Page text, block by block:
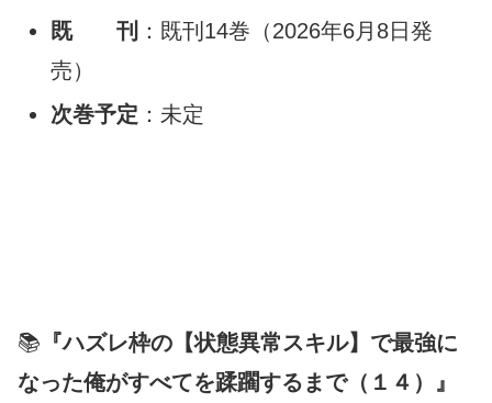
既 刊
：既刊14巻（2026年6月8日発
売）
次巻予定 ：未定
📚 『ハズレ枠の【状態異常スキル】で最強に
なった俺がすべてを蹂躙するまで（１４）』